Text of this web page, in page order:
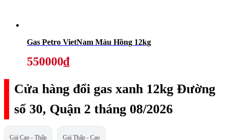
Gas Petro VietNam Màu Hồng 12kg
550000₫
Cửa hàng đổi gas xanh 12kg Đường
số 30, Quận 2 tháng 08/2026
Giá Cao - Thấp Giá Thấp - Cao